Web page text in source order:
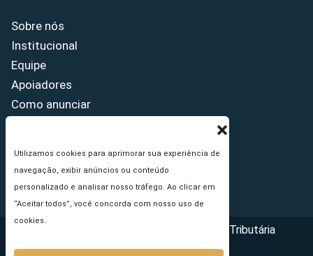
Utilizamos cookies para aprimorar sua experiência de
navegação, exibir anúncios ou conteúdo
personalizado e analisar nosso tráfego. Ao clicar em
“Aceitar todos”, você concorda com nosso uso de
cookies.
Sobre nós
Institucional
Equipe
Apoiadores
Como anunciar
Princípios Editoriais
Copyright © 2026 - Portal da Reforma Tributária